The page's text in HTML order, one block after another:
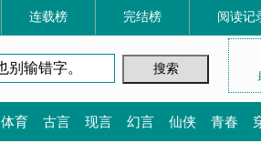
连载榜 完结榜 阅读记
体育 古言 现言 幻言 仙侠 青春